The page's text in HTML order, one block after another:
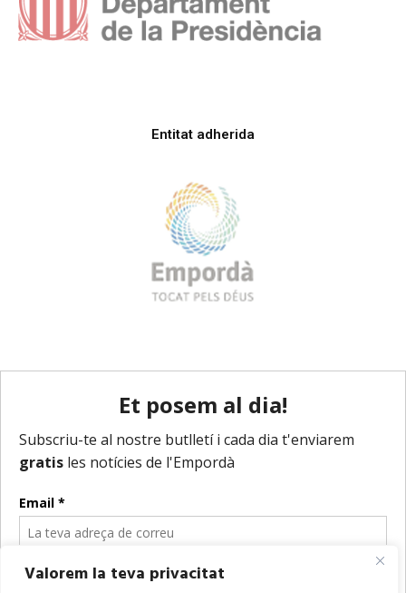
Valorem la teva privacitat
Entitat adherida